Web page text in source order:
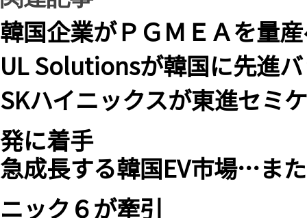
韓国企業がＰＧＭＥＡを量
UL Solutionsが韓国に先進
SKハイニックスが東進セミ
発に着手
急成長する韓国EV市場…ま
ニック６が牽引